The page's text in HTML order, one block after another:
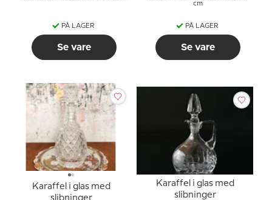
PÅ LAGER
Se vare
cm
PÅ LAGER
Se vare
Karaffel i glas med
slibninger
Karaffel i glas med
slibninger